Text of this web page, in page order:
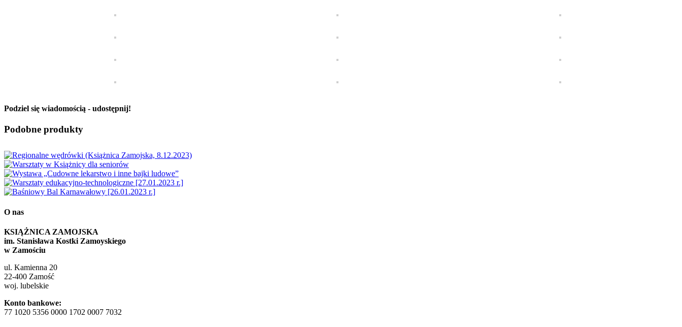
Podziel się wiadomością - udostępnij!
Facebook
X
Reddit
LinkedIn
WhatsApp
Tumblr
Pinterest
Vk
Email
Podobne produkty
O nas
KSIĄŻNICA ZAMOJSKA
im. Stanisława Kostki Zamoyskiego
w Zamościu
ul. Kamienna 20
22-400 Zamość
woj. lubelskie
Konto bankowe:
77 1020 5356 0000 1702 0007 7032